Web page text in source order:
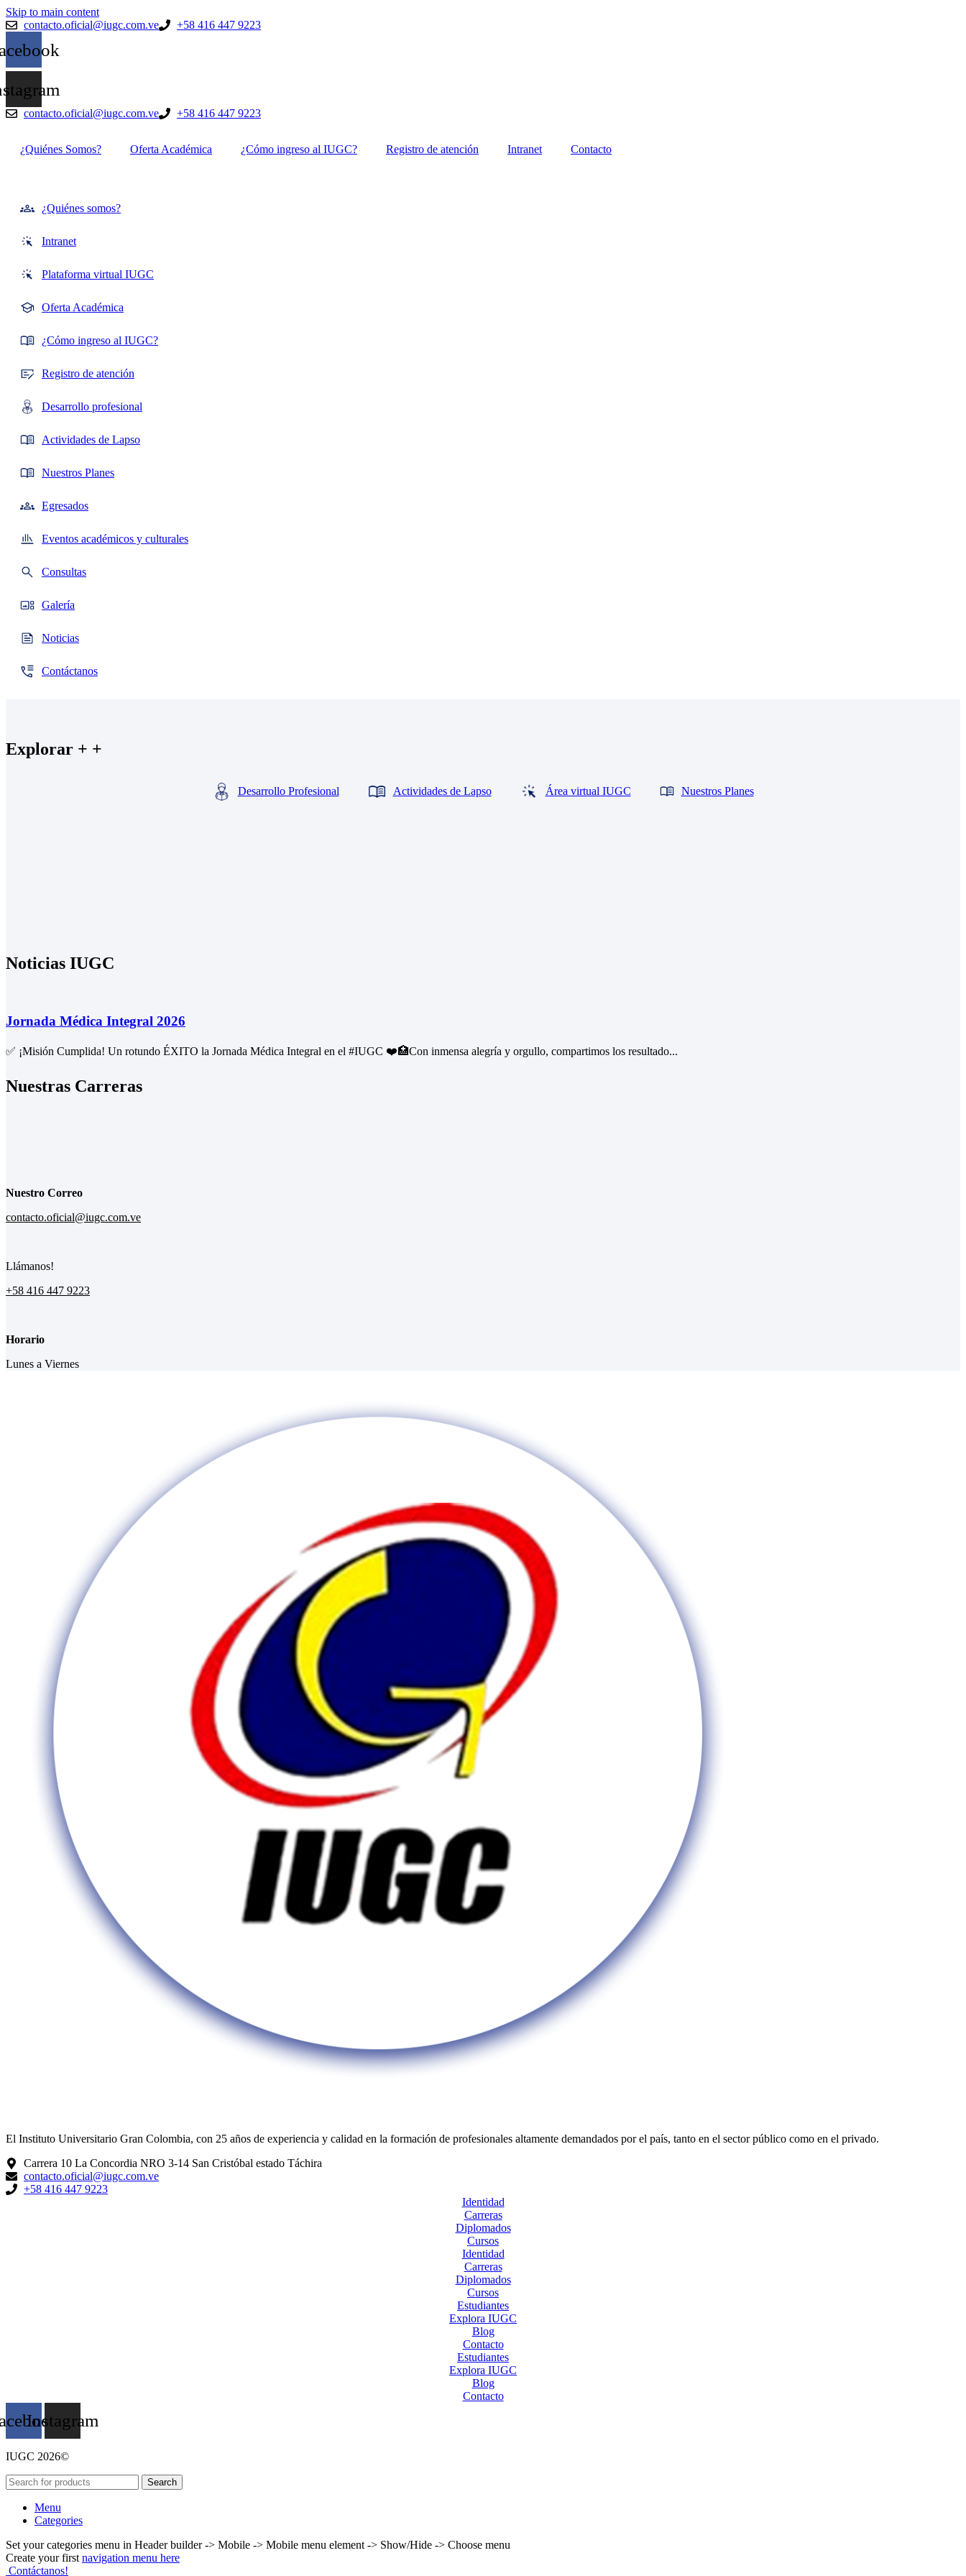
Skip to main content
contacto.oficial@iugc.com.ve
+58 416 447 9223
contacto.oficial@iugc.com.ve +58 416 447 9223
¿Quiénes Somos? Oferta Académica ¿Cómo ingreso al IUGC? Registro de atención Intranet Contacto
¿Quiénes somos?
Intranet
Plataforma virtual IUGC
Oferta Académica
¿Cómo ingreso al IUGC?
Registro de atención
Desarrollo profesional
Actividades de Lapso
Nuestros Planes
Egresados
Eventos académicos y culturales
Consultas
Galería
Noticias
Contáctanos
Explorar + +
Desarrollo Profesional Actividades de Lapso Área virtual IUGC Nuestros Planes
Noticias IUGC
Jornada Médica Integral 2026
✅ ¡Misión Cumplida! Un rotundo ÉXITO la Jornada Médica Integral en el #IUGC ❤️🏥Con inmensa alegría y orgullo, compartimos los resultado...
Nuestras Carreras
Nuestro Correo
contacto.oficial@iugc.com.ve
Llámanos!
+58 416 447 9223
Horario
Lunes a Viernes
El Instituto Universitario Gran Colombia, con 25 años de experiencia y calidad en la formación de profesionales altamente demandados por el país, tanto en el sector público como en el privado.
Carrera 10 La Concordia NRO 3-14 San Cristóbal estado Táchira
contacto.oficial@iugc.com.ve
+58 416 447 9223
Identidad
Carreras
Diplomados
Cursos
Identidad
Carreras
Diplomados
Cursos
Estudiantes
Explora IUGC
Blog
Contacto
Estudiantes
Explora IUGC
Blog
Contacto
Instagram
IUGC 2026©
Search
Menu
Categories
Set your categories menu in Header builder -> Mobile -> Mobile menu element -> Show/Hide -> Choose menu
Create your first navigation menu here
Contáctanos!